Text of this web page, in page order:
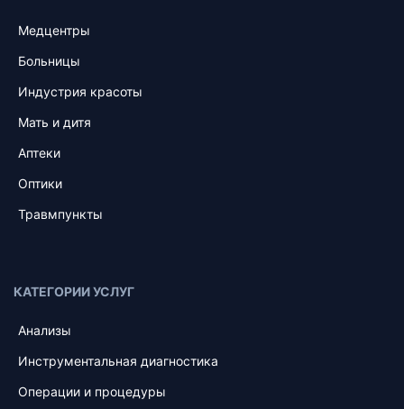
Медцентры
Больницы
Индустрия красоты
Мать и дитя
Аптеки
Оптики
Травмпункты
КАТЕГОРИИ УСЛУГ
Анализы
Инструментальная диагностика
Операции и процедуры